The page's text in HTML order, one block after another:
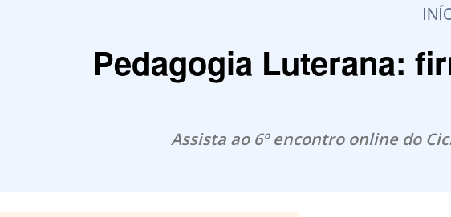
Pedagogia Luterana:
Assista ao 6º encontro online do